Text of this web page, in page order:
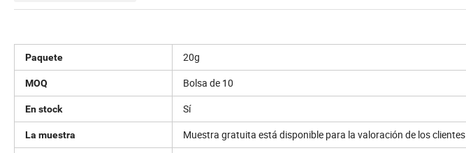
Paquete 20g
MOQ Bolsa de 10
En stock Sí
La muestra Muestra gratuita está disponible para la valoración de los clientes